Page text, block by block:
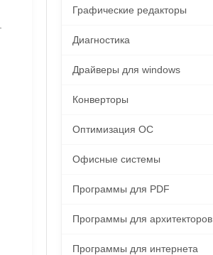
Графические редакторы
Диагностика
Драйверы для windows
Конверторы
Оптимизация ОС
Офисные системы
Программы для PDF
Программы для архитекторов
Программы для интернета